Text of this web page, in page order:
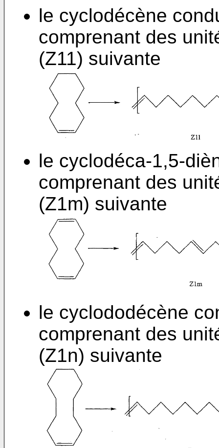
le cyclodécène
comprenant des
(Z11) suivante
le cyclodéca-1,5-
comprenant des
(Z1m) suivante
le cyclododécène
comprenant des
(Z1n) suivante